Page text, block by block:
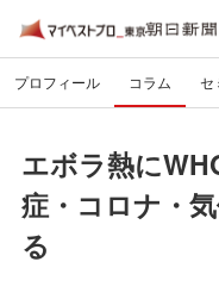
プロフィール コラム セ
エボラ熱に
症・コロナ・
る